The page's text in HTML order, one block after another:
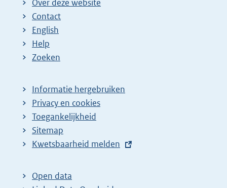
Over deze website
Contact
English
Help
Zoeken
Informatie hergebruiken
Privacy en cookies
Toegankelijkheid
Sitemap
E
t
e
Kwetsbaarheid melden
Open data